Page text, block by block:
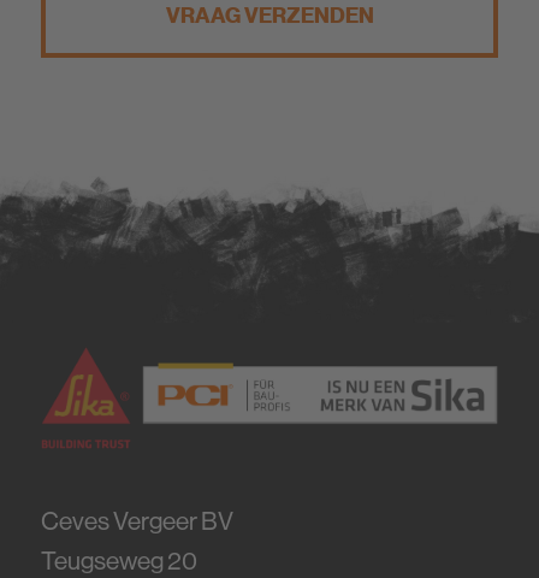
VRAAG VERZENDEN
Ceves Vergeer BV
Teugseweg 20